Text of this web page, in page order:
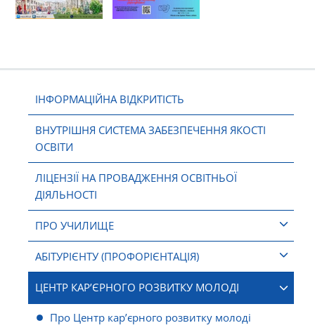
ІНФОРМАЦІЙНА ВІДКРИТІСТЬ
ВНУТРІШНЯ СИСТЕМА ЗАБЕЗПЕЧЕННЯ ЯКОСТІ
ОСВІТИ
ЛІЦЕНЗІЇ НА ПРОВАДЖЕННЯ ОСВІТНЬОЇ
ДІЯЛЬНОСТІ
ПРО УЧИЛИЩЕ
АБІТУРІЄНТУ (ПРОФОРІЄНТАЦІЯ)
ЦЕНТР КАР’ЄРНОГО РОЗВИТКУ МОЛОДІ
Про Центр кар’єрного розвитку молоді